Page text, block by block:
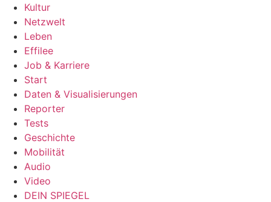
Kultur
Netzwelt
Leben
Effilee
Job & Karriere
Start
Daten & Visualisierungen
Reporter
Tests
Geschichte
Mobilität
Audio
Video
DEIN SPIEGEL